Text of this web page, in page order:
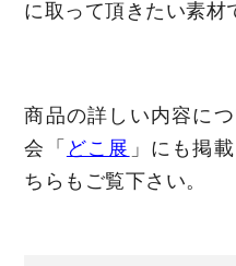
に取って頂きたい素材
商品の詳しい内容に
会「 どこ展 」にも掲
ちらもご覧下さい。